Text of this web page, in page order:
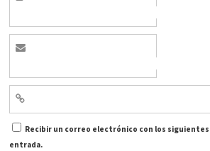
Recibir un correo electrónico con los
entrada.